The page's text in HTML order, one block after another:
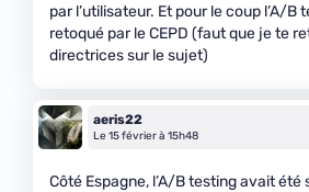
par l’utilisateur. Et pour le coup l’A/B
retoqué par le CEPD (faut que je te
directrices sur le sujet)
aeris22
Le 15 février à 15h48
Côté Espagne, l’A/B testing avait été